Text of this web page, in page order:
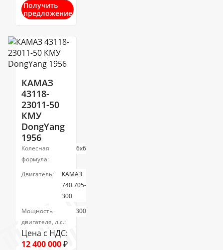
Получить
предложение
КАМАЗ
43118-
23011-50
КМУ
DongYang
1956
Колесная
формула:
6х6
Двигатель:
КАМАЗ
740.705-
300
Мощность
двигателя, л.с.:
300
Цена с НДС:
12 400 000₽